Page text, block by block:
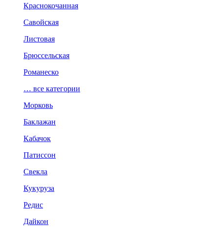
Краснокочанная
Савойская
Листовая
Брюссельская
Романеско
… все категории
Морковь
Баклажан
Кабачок
Патиссон
Свекла
Кукуруза
Редис
Дайкон